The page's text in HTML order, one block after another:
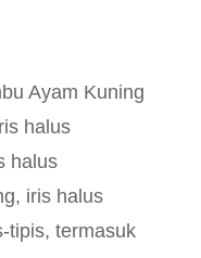
Ayam Kuning
halus
halus
iris halus
tipis, termasuk